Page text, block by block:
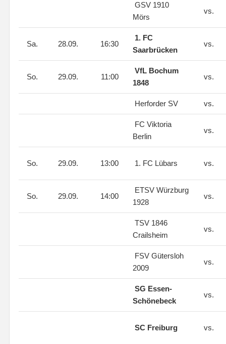
GSV 1910
Mörs
vs.
Sa. 28.09. 16:30
1. FC
Saarbrücken
vs.
So. 29.09. 11:00
VfL Bochum
1848
vs.
Herforder SV vs.
FC Viktoria
Berlin
vs.
So. 29.09. 13:00 1. FC Lübars vs.
So. 29.09. 14:00
ETSV Würzburg
1928
vs.
TSV 1846
Crailsheim
vs.
FSV Gütersloh
2009
vs.
SG Essen-
Schönebeck
vs.
SC Freiburg vs.